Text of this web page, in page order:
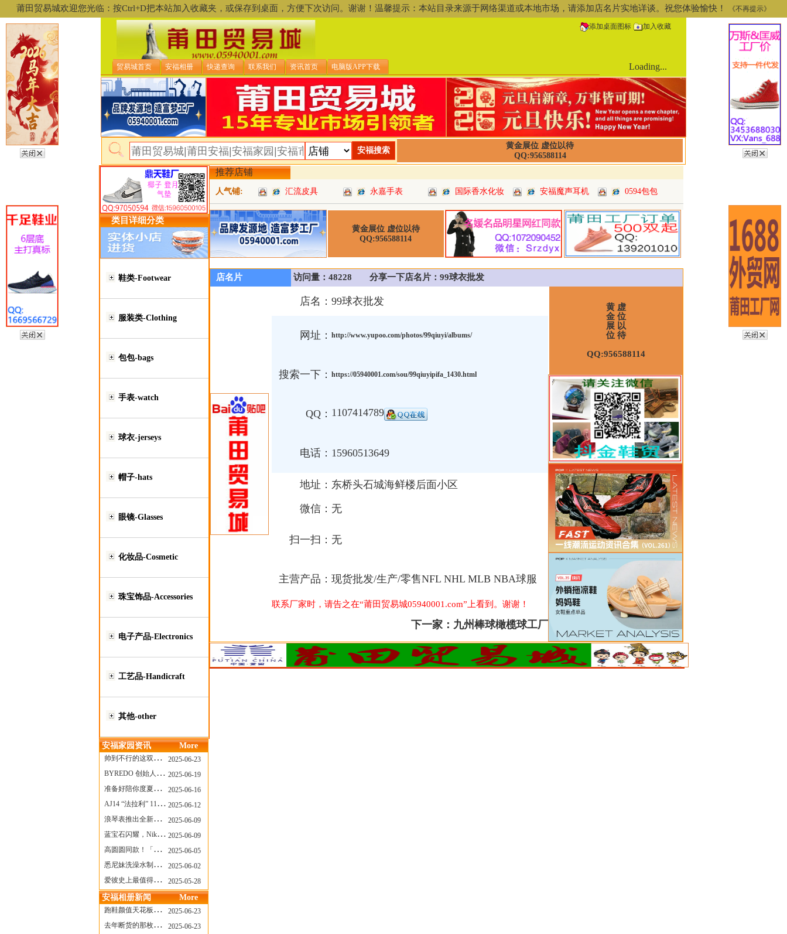
莆田贸易城欢迎您光临：按Ctrl+D把本站加入收藏夹，或保存到桌面，方便下次访问。谢谢！温馨提示：本站目录来源于网络渠道或本地市场，请添加店名片实地详谈。祝您体验愉快！ 《不再提示》
添加桌面图标 加入收藏
贸易城首页 安福相册 快递查询 联系我们 资讯首页 电脑版APP下载 Loading...
黄金展位 虚位以待
QQ:956588114
类目详细分类
鞋类-Footwear
服装类-Clothing
包包-bags
手表-watch
球衣-jerseys
帽子-hats
眼镜-Glasses
化妆品-Cosmetic
珠宝饰品-Accessories
电子产品-Electronics
工艺品-Handicraft
其他-other
安福家园资讯 More
帅到不行的这双跑鞋，其实藏着Nike第一位签约跑者的故事
2025-06-23
BYREDO 创始人离任，也带走了那份灵魂感
2025-06-19
准备好陪你度夏，nanamica x Suicoke 新联名来了
2025-06-16
AJ14 “法拉利” 11年后回归，红色超跑气场全开
2025-06-12
浪琴表推出全新先行者系列祖鲁时间1925腕表
2025-06-09
蓝宝石闪耀，Nike Air Max DN8 华丽变身
2025-06-09
高圆圆同款！「赤足New Balance」新联名曝光，铺货了
2025-06-05
悉尼妹洗澡水制成肥皂开启售卖！男粉：这肥皂能吃吗？
2025-06-02
爱彼史上最值得看的大展！揭秘150年传奇制表背后
2025-05-28
安福相册新闻 More
跑鞋颜值天花板？日常也能帅一脸
2025-06-23
去年断货的那枚表， CASIO指环表又要发售了
2025-06-23
推荐店铺
人气铺: 汇流皮具 永嘉手表 国际香水化妆 安福魔声耳机 0594包包
黄金展位 虚位以待
QQ:956588114
店名片 访问量：48228 分享一下店名片：99球衣批发
店名： 99球衣批发
黄 虚
金 位
展 以
位 待
QQ:956588114
网址： http://www.yupoo.com/photos/99qiuyi/albums/
搜索一下： https://05940001.com/sou/99qiuyipifa_1430.html
QQ： 1107414789
电话： 15960513649
地址： 东桥头石城海鲜楼后面小区
微信： 无
扫一扫： 无
主营产品： 现货批发/生产/零售NFL NHL MLB NBA球服
联系厂家时，请告之在“莆田贸易城05940001.com”上看到。谢谢！
下一家： 九州棒球橄榄球工厂